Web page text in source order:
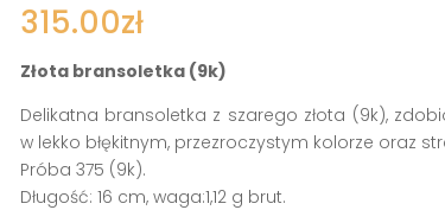
315.00zł
Złota bransoletka (9k)
Delikatna bransoletka z szarego złota (9k),
w lekko błękitnym, przezroczystym kolorze oraz
Próba 375 (9k).
Długość: 16 cm, waga:1,12 g brut.